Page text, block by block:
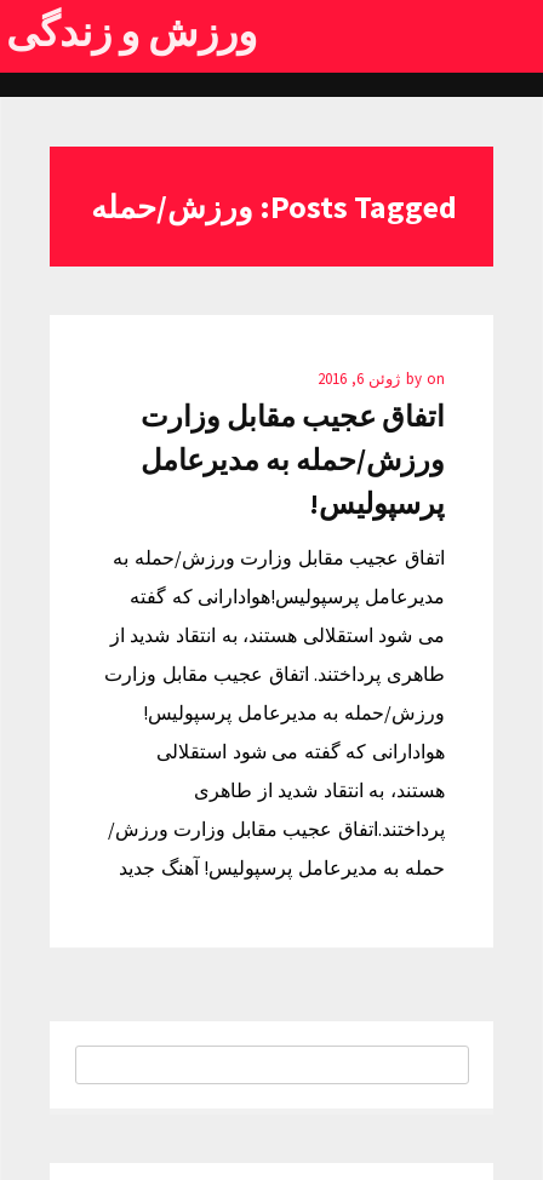
ورزش و زندگی
Posts Tagged: ورزش/حمله
by on ژوئن 6, 2016
اتفاق عجیب مقابل وزارت
ورزش/حمله به مدیرعامل
پرسپولیس!
اتفاق عجیب مقابل وزارت ورزش/حمله به
مدیرعامل پرسپولیس!هوادارانی که گفته
می شود استقلالی هستند، به انتقاد شدید از
طاهری پرداختند. اتفاق عجیب مقابل وزارت
ورزش/حمله به مدیرعامل پرسپولیس!
هوادارانی که گفته می شود استقلالی
هستند، به انتقاد شدید از طاهری
پرداختند.اتفاق عجیب مقابل وزارت ورزش/
حمله به مدیرعامل پرسپولیس! آهنگ جدید